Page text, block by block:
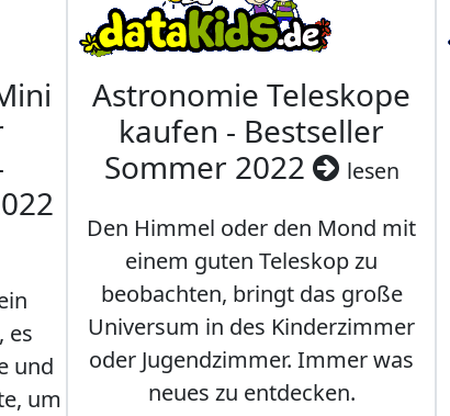
es
und
um
Astronomie Teleskope
kaufen - Bestseller
Sommer 2022
lesen
Den Himmel oder den Mond mit
einem guten Teleskop zu
beobachten, bringt das große
Universum in des Kinderzimmer
oder Jugendzimmer. Immer was
neues zu entdecken.